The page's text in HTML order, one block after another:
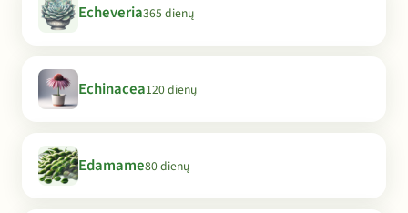
Echeveria365 dienų
Echinacea120 dienų
Edamame80 dienų